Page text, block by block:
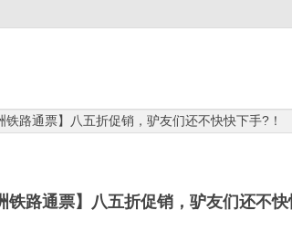
铁路通票】八五折促销，驴友们还不快快下手?！
铁路通票】八五折促销，驴友们还不快